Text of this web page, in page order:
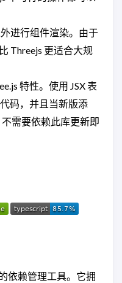
进行组件渲染。由于
Threejs 更适合大规
特性。使用 JSX 表
码，并且当新版添
需要依赖此库更新即
依赖管理工具。它拥